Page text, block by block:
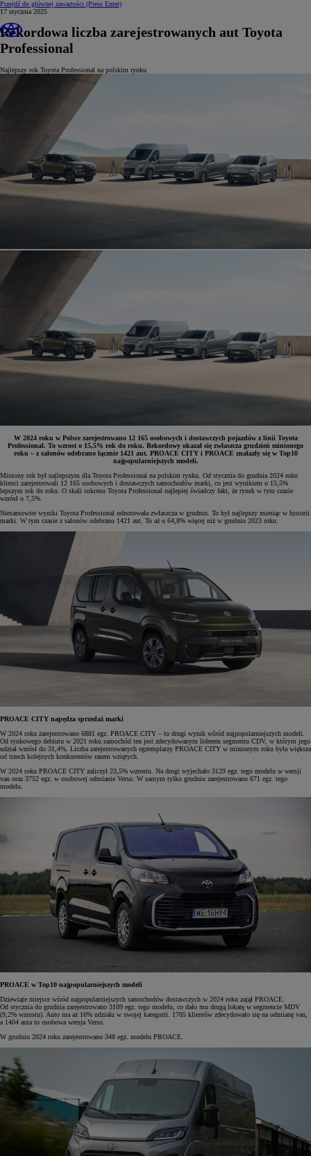
Przejdź do głównej zawartości (Press Enter)
17 stycznia 2025
Rekordowa liczba zarejestrowanych aut Toyota
Professional
Najlepszy rok Toyota Professional na polskim rynku
W 2024 roku w Polsce zarejestrowano 12 165 osobowych i dostawczych pojazdów z linii Toyota
Professional. To wzrost o 15,5% rok do roku. Rekordowy okazał się zwłaszcza grudzień minionego
roku – z salonów odebrano łącznie 1421 aut. PROACE CITY i PROACE znalazły się w Top10
najpopularniejszych modeli.
Miniony rok był najlepszym dla Toyota Professional na polskim rynku. Od stycznia do grudnia 2024 roku
klienci zarejestrowali 12 165 osobowych i dostawczych samochodów marki, co jest wynikiem o 15,5%
lepszym rok do roku. O skali sukcesu Toyota Professional najlepiej świadczy fakt, że rynek w tym czasie
wzrósł o 7,5%.
Niesamowite wyniki Toyota Professional odnotowała zwłaszcza w grudniu. To był najlepszy miesiąc w historii
marki. W tym czasie z salonów odebrano 1421 aut. To aż o 64,8% więcej niż w grudniu 2023 roku.
PROACE CITY napędza sprzedaż marki
W 2024 roku zarejestrowano 6881 egz. PROACE CITY – to drugi wynik wśród najpopularniejszych modeli.
Od rynkowego debiutu w 2021 roku samochód ten jest zdecydowanym liderem segmentu CDV, w którym jego
udział wzrósł do 31,4%. Liczba zarejestrowanych egzemplarzy PROACE CITY w minionym roku była większa
od trzech kolejnych konkurentów razem wziętych.
W 2024 roku PROACE CITY zaliczył 23,5% wzrostu. Na drogi wyjechało 3129 egz. tego modelu w wersji
van oraz 3752 egz. w osobowej odmianie Verso. W samym tylko grudniu zarejestrowano 671 egz. tego
modelu.
PROACE w Top10 najpopularniejszych modeli
Dziewiąte miejsce wśród najpopularniejszych samochodów dostawczych w 2024 roku zajął PROACE.
Od stycznia do grudnia zarejestrowano 3109 egz. tego modelu, co dało mu drugą lokatę w segmencie MDV
(9,2% wzrostu). Auto ma aż 16% udziału w swojej kategorii. 1705 klientów zdecydowało się na odmianę van,
a 1404 auta to osobowa wersja Verso.
W grudniu 2024 roku zarejestrowano 348 egz. modelu PROACE.